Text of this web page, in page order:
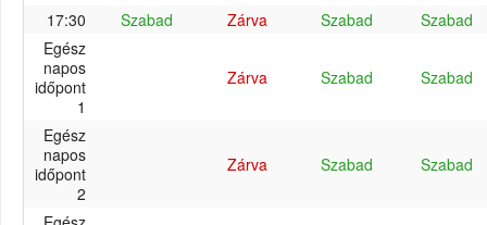
17:30
Szabad Zárva Szabad
Szabad
Egész
napos
időpont
1
Zárva Szabad Szabad
Egész
napos
időpont
2
Zárva Szabad Szabad